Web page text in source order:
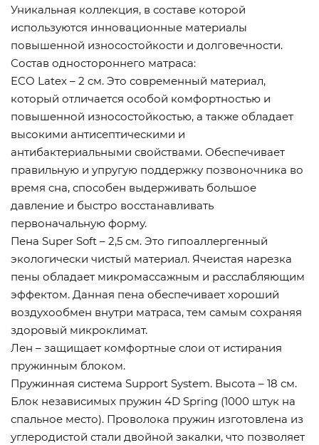
Уникальная коллекция, в составе которой
используются инновационные материалы
повышенной износостойкости и долговечности.
Состав одностороннего матраса:
ECO Latex – 2 см. Это современный материал,
который отличается особой комфортностью и
повышенной износостойкостью, а также обладает
высокими антисептическими и
антибактериальными свойствами. Обеспечивает
правильную и упругую поддержку позвоночника во
время сна, способен выдерживать большое
давление и быстро восстанавливать
первоначальную форму.
Пена Super Soft – 2,5 см. Это гипоаллергенный
экологически чистый материал. Ячеистая нарезка
пены обладает микромассажным и расслабляющим
эффектом. Данная пена обеспечивает хороший
воздухообмен внутри матраса, тем самым сохраняя
здоровый микроклимат.
Лен – защищает комфортные слои от истирания
пружинным блоком.
Пружинная система Support System. Высота – 18 см.
Блок независимых пружин 4D Spring (1000 штук на
спальное место). Проволока пружин изготовлена из
углеродистой стали двойной закалки, что позволяет